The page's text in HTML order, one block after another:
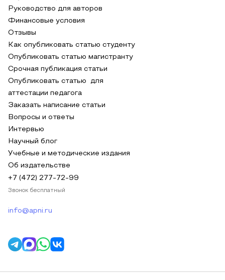
Руководство для авторов
Финансовые условия
Отзывы
Как опубликовать статью студенту
Опубликовать статью магистранту
Срочная публикация статьи
Опубликовать статью для
аттестации педагога
Заказать написание статьи
Вопросы и ответы
Интервью
Научный блог
Учебные и методические издания
Об издательстве
+7 (472) 277-72-99
Звонок бесплатный
info@apni.ru